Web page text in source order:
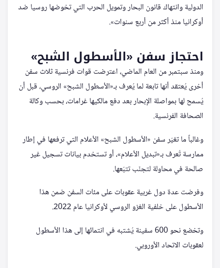
الدولية وانتهاك قانون البحار وتمويل الحرب التي تخوضها روسيا ضد
أوكرانيا منذ أكثر من أربع سنوات».
احتجاز سفن «الأسطول الشبح»
ومنذ سبتمبر من العام الماضي، اعترضت قوات فرنسية ثلاث سفن
أخرى يُعتقد أنها تابعة لما يُعرف بـ«الأسطول الشبح» الروسي، قبل أن
يُسمح لها بمواصلة الإبحار بعد دفع مالكيها غرامات، بحسب وكالة
الصحافة الفرنسية.
وغالباً ما تغيّر سفن «الأسطول الشبح» الأعلام التي ترفعها في إطار
ممارسة تُعرف بـ«تبديل الأعلام»، أو تستخدم بيانات تسجيل غير
صالحة في محاولة لتجنّب تتبّعها.
وفرضت عدة دول غربية عقوبات على مئات السفن ضمن هذا
الأسطول على خلفية الغزو الروسي لأوكرانيا عام 2022.
وتخضع نحو 600 سفينة يُشتبه في انتمائها إلى هذا الأسطول
لعقوبات الاتحاد الأوروبي.